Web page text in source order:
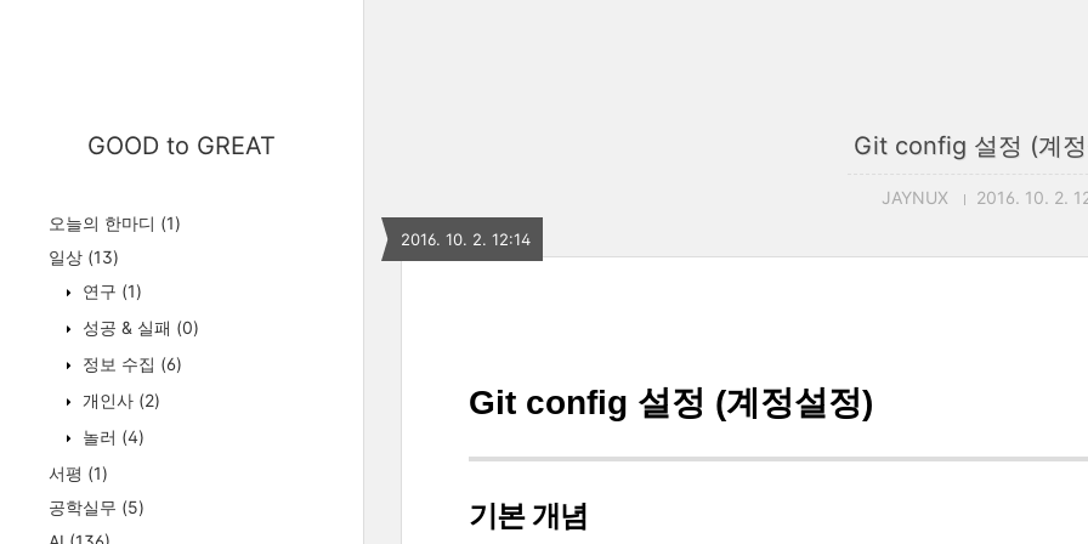
GOOD to GREAT
오늘의 한마디 (1)
일상 (13)
연구 (1)
성공 & 실패 (0)
정보 수집 (6)
개인사 (2)
놀러 (4)
서평 (1)
공학실무 (5)
Git config 설정 (계
JAYNUX 2016. 10. 2.
2016. 10. 2. 12:14
Git config 설정 (계정설정)
기본 개념